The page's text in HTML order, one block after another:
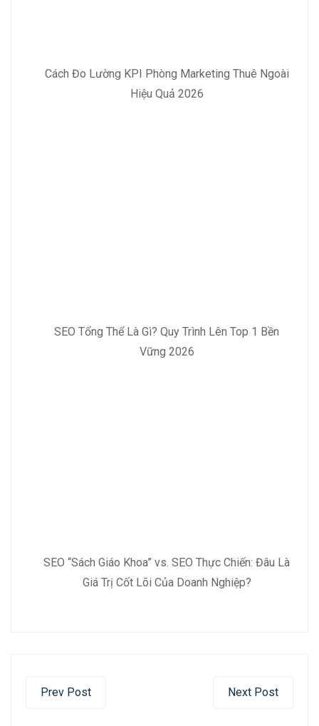
Cách Đo Lường KPI Phòng Marketing Thuê Ngoài
Hiệu Quả 2026
SEO Tổng Thể Là Gì? Quy Trình Lên Top 1 Bền
Vững 2026
SEO “Sách Giáo Khoa” vs. SEO Thực Chiến: Đâu Là
Giá Trị Cốt Lõi Của Doanh Nghiệp?
Prev Post Next Post